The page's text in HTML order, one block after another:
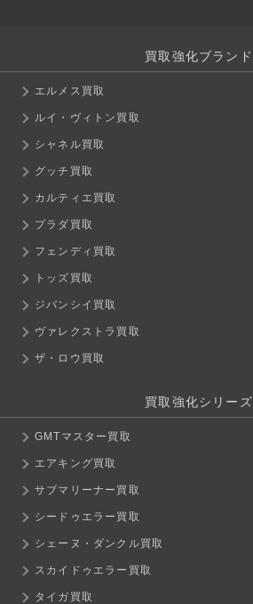
買取強化ブランド
エルメス買取
ルイ・ヴィトン買取
シャネル買取
グッチ買取
カルティエ買取
プラダ買取
フェンディ買取
トッズ買取
ジバンシイ買取
ヴァレクストラ買取
ザ・ロウ買取
買取強化シリーズ
GMTマスター買取
エアキング買取
サブマリーナー買取
シードゥエラー買取
シェーヌ・ダンクル買取
スカイドゥエラー買取
タイガ買取